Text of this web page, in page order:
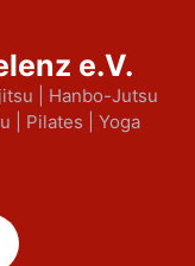
e.V.
| Hanbo-Jutsu
| Pilates | Yoga